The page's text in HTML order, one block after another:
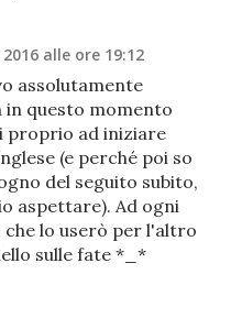
alle ore 19:12
assolutamente
in questo momento
proprio ad iniziare
(e perché poi so
del seguito subito,
aspettare). Ad ogni
lo userò per l'altro
sulle fate *_*